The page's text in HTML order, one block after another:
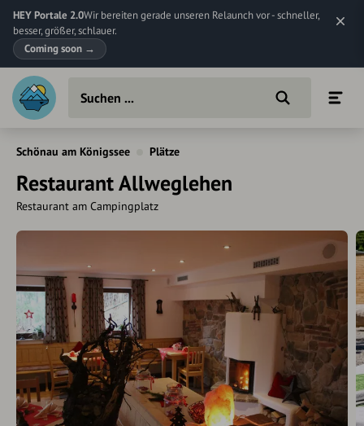
HEY Portale 2.0Wir bereiten gerade unseren Relaunch vor - schneller,
besser, größer, schlauer.
Coming soon →
Schönau am Königssee Plätze
Restaurant Allweglehen
Restaurant am Campingplatz